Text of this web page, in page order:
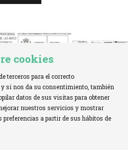
65 08 | info@cofae.net
cookies
terceros para el correcto
si nos da su consentimiento, también
datos de sus visitas para obtener
nuestros servicios y mostrar
preferencias a partir de sus hábitos de